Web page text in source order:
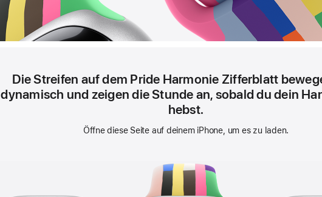
Die Streifen auf dem Pride Harmonie Zifferblatt
dynamisch und zeigen die Stunde an, sobald du dein
hebst.
Öffne diese Seite auf deinem iPhone, um es zu laden.